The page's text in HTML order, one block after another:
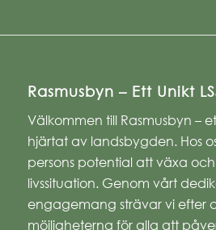
Rasmusbyn – Ett Unikt
Välkommen till Rasmusbyn –
hjärtat av landsbygden. Hos
persons potential att växa
livssituation. Genom vårt
engagemang strävar vi efter
möjligheterna för alla att